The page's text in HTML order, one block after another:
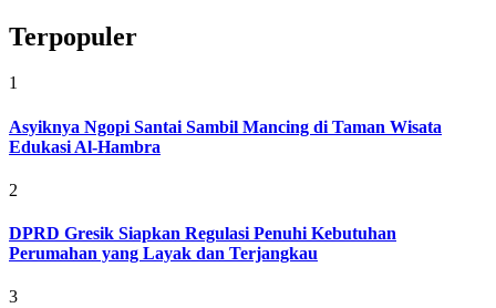
Terpopuler
1
Asyiknya Ngopi Santai Sambil Mancing di Taman Wisata
Edukasi Al-Hambra
2
DPRD Gresik Siapkan Regulasi Penuhi Kebutuhan
Perumahan yang Layak dan Terjangkau
3